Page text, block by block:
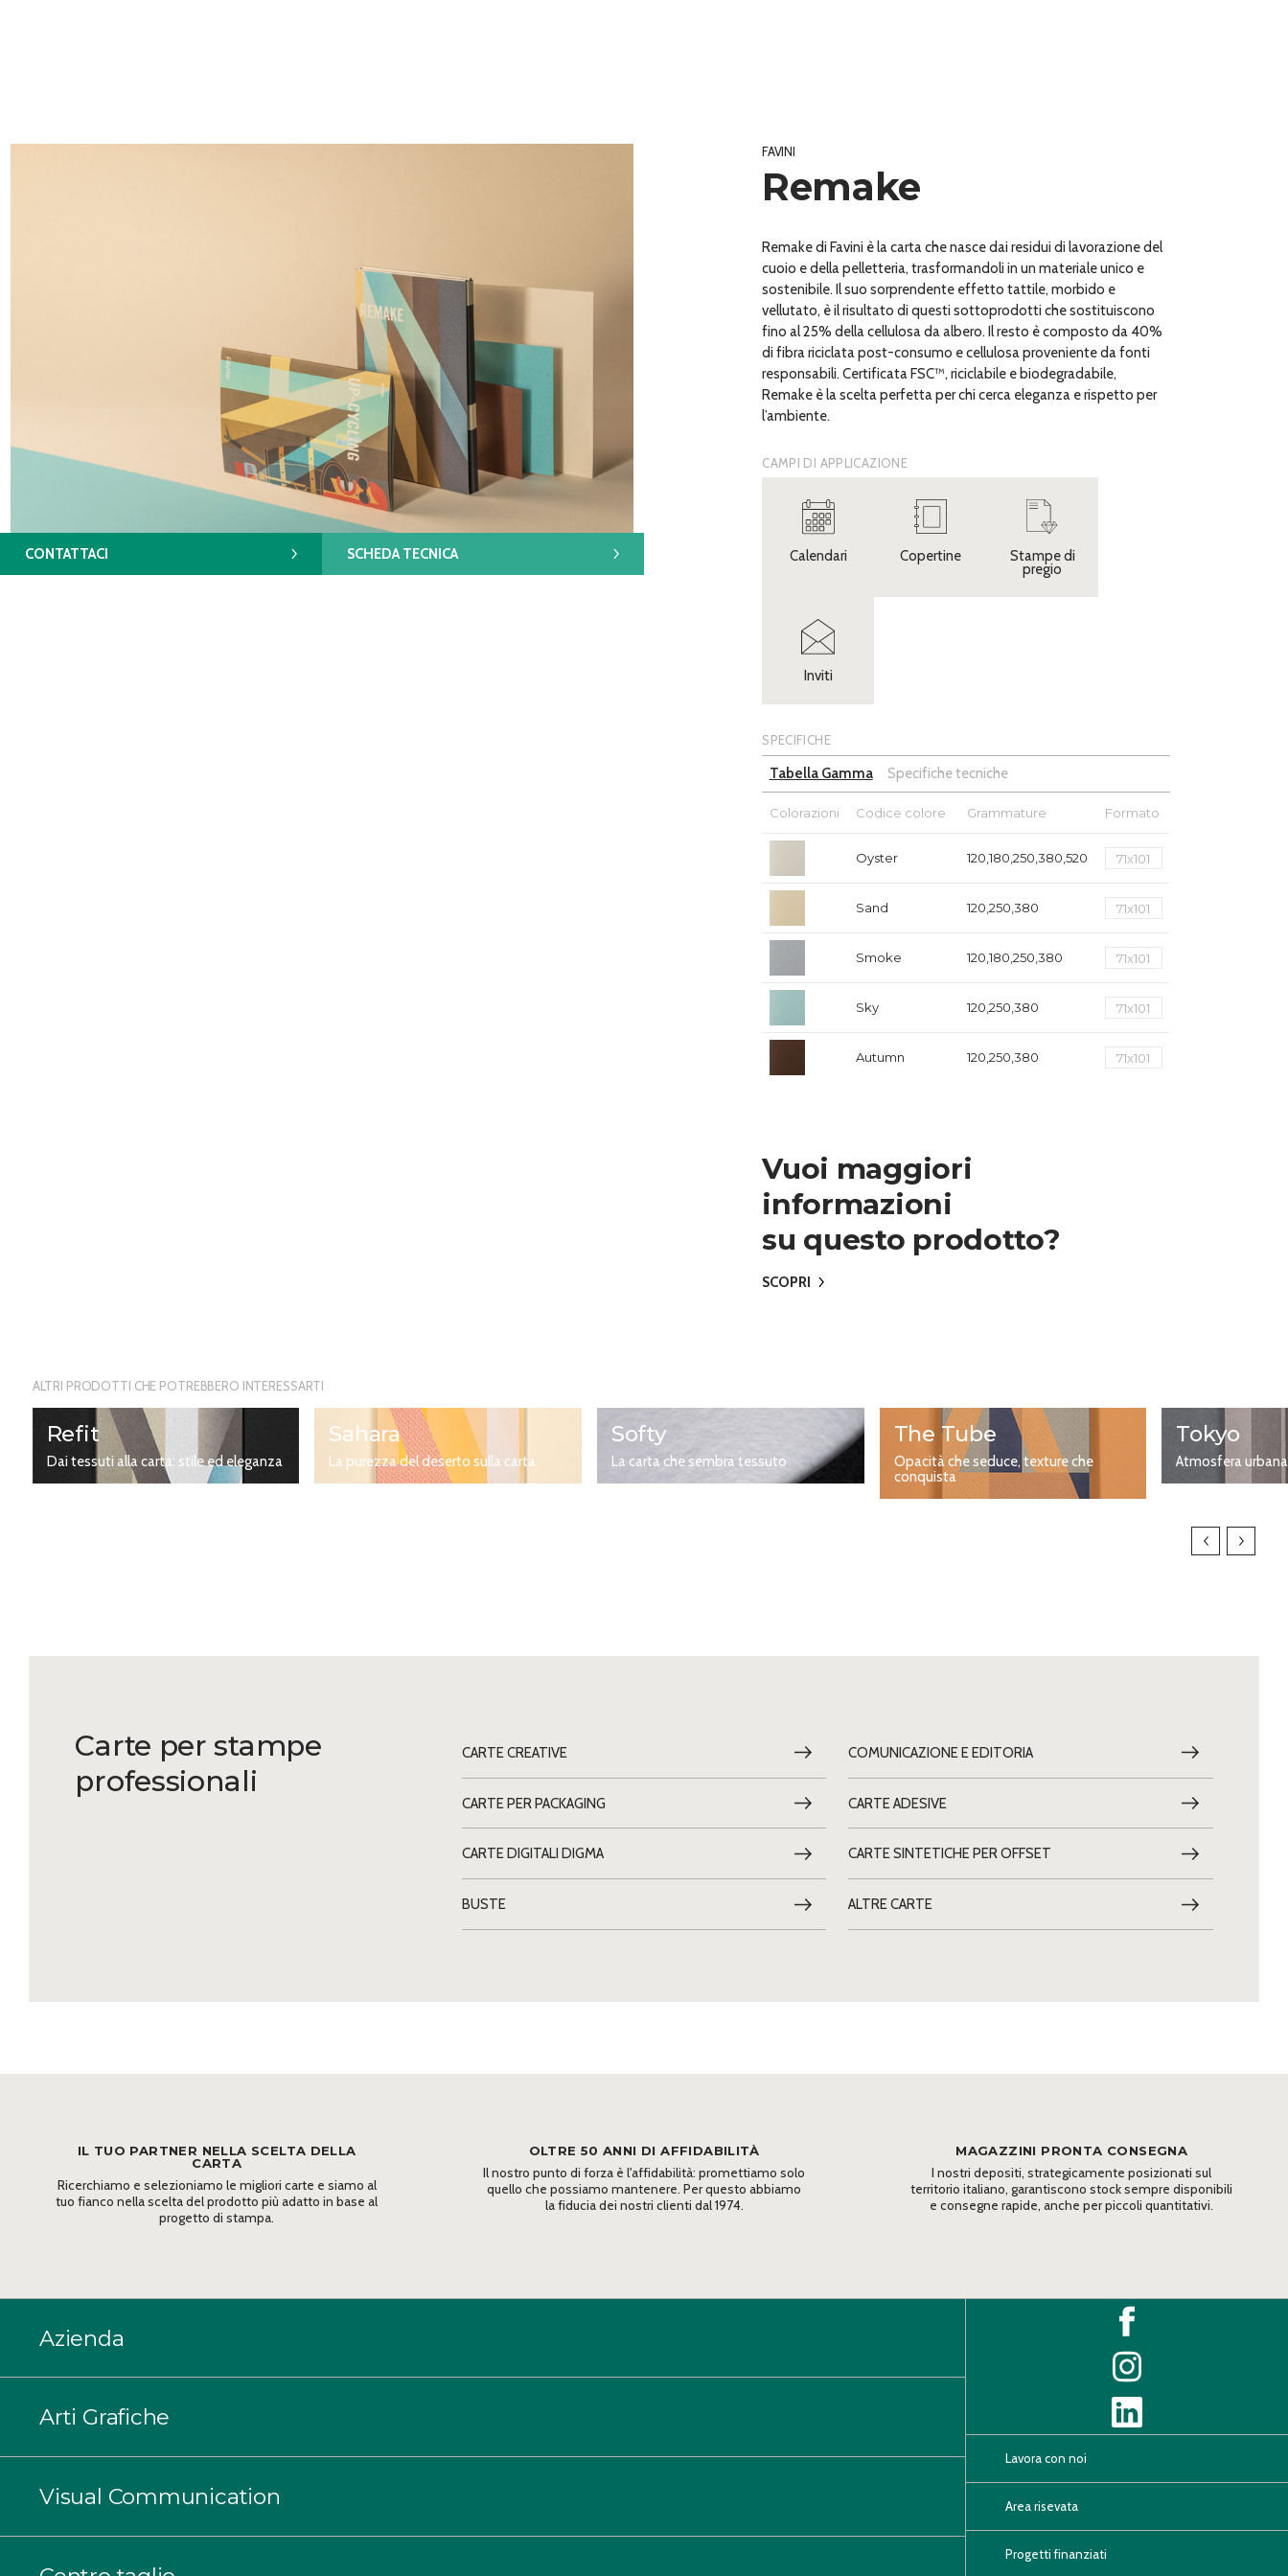
CONTATTACI SCHEDA TECNICA
FAVINI
Remake
Remake di Favini è la carta che nasce dai residui di lavorazione del
cuoio e della pelletteria, trasformandoli in un materiale unico e
sostenibile. Il suo sorprendente effetto tattile, morbido e
vellutato, è il risultato di questi sottoprodotti che sostituiscono
fino al 25% della cellulosa da albero. Il resto è composto da 40%
di fibra riciclata post-consumo e cellulosa proveniente da fonti
responsabili. Certificata FSC™, riciclabile e biodegradabile,
Remake è la scelta perfetta per chi cerca eleganza e rispetto per
l’ambiente.
CAMPI DI APPLICAZIONE
Calendari Copertine Stampe di
pregio
Inviti
SPECIFICHE
Tabella Gamma Specifiche tecniche
Colorazioni Codice colore Grammature Formato
Oyster 120,180,250,380,520 71x101
Sand 120,250,380 71x101
Smoke 120,180,250,380 71x101
Sky 120,250,380 71x101
Autumn 120,250,380 71x101
Oyster CR 1/S 120,250
Sand CR 1/S
Smoke CR 1/S
Midnight CR 1/S 120,250 71x101
Vuoi maggiori
informazioni
su questo prodotto?
SCOPRI
ALTRI PRODOTTI CHE POTREBBERO INTERESSARTI
Refit
Dai tessuti alla carta: stile ed eleganza
Sahara
La purezza del deserto sulla carta
Softy
La carta che sembra tessuto
The Tube
Opacità che seduce, texture che
conquista
Tokyo
Atmosfera urbana
Carte per stampe
professionali
CARTE CREATIVE COMUNICAZIONE E EDITORIA
CARTE PER PACKAGING CARTE ADESIVE
CARTE DIGITALI DIGMA CARTE SINTETICHE PER OFFSET
BUSTE ALTRE CARTE
IL TUO PARTNER NELLA SCELTA DELLA
CARTA
Ricerchiamo e selezioniamo le migliori carte e siamo al
tuo fianco nella scelta del prodotto più adatto in base al
progetto di stampa.
OLTRE 50 ANNI DI AFFIDABILITÀ
Il nostro punto di forza è l'affidabilità: promettiamo solo
quello che possiamo mantenere. Per questo abbiamo
la fiducia dei nostri clienti dal 1974.
MAGAZZINI PRONTA CONSEGNA
I nostri depositi, strategicamente posizionati sul
territorio italiano, garantiscono stock sempre disponibili
e consegne rapide, anche per piccoli quantitativi.
Azienda
Arti Grafiche
Visual Communication
Lavora con noi
Area risevata
Progetti finanziati